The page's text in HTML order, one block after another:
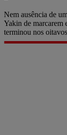
Nem ausência de
Yakin de marcarem
terminou nos